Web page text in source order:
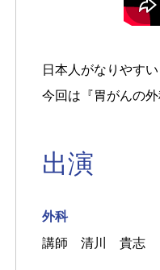
日本人がなりやす
今回は『胃がんの
出演
外科
講師 清川 貴志